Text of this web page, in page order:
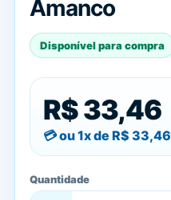
Amanco
Disponível para compra
R$ 33,46
ou 1x de R$ 33,46
Quantidade